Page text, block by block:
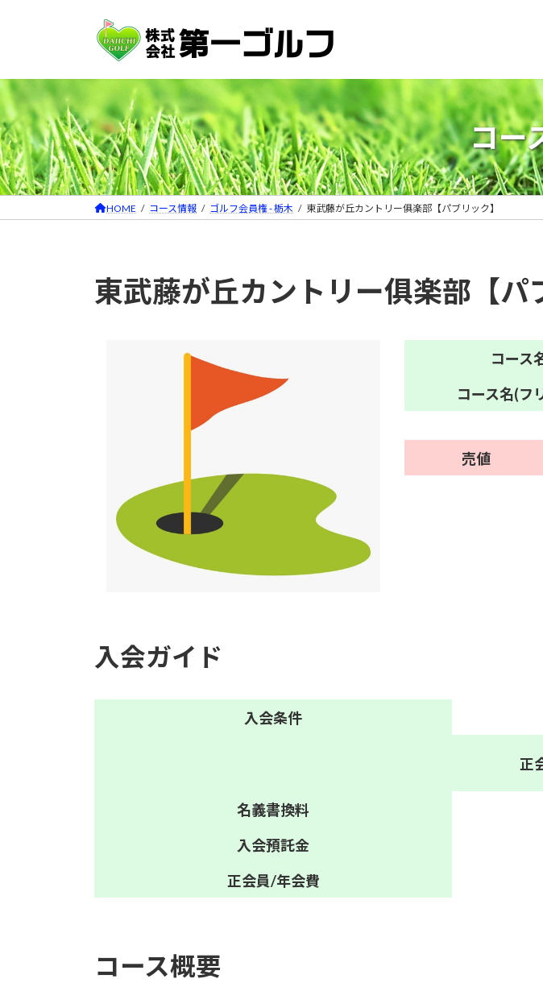
ツ
へ
ス
キ
ッ
プ
シ
ョ
ン
に
移
動
コー
HOME コース情報 ゴルフ会員権 - 栃木 東武藤が丘カントリー俱楽部【パブリック】
東武藤が丘カントリー俱楽部【パ
コース
コース名(フ
売値
入会ガイド
入会条件
正
名義書換料
入会預託金
正会員/年会費
コース概要